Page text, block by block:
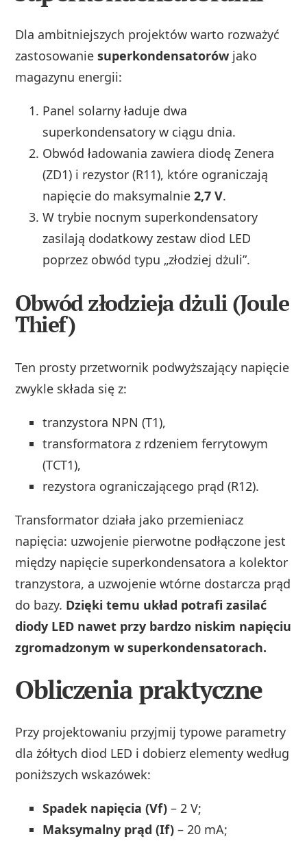
Dla ambitniejszych projektów warto rozważyć
zastosowaniesuperkondensatorów jako
magazynu energii:
Panel solarny ładuje dwa
superkondensatory w ciągu dnia.
Obwód ładowania zawiera diodę Zenera
(ZD1) i rezystor (R11), które ograniczają
napięcie do maksymalnie2,7 V.
W trybie nocnym superkondensatory
zasilają dodatkowy zestaw diod LED
poprzez obwód typu „złodziej dżuli”.
Obwód złodzieja dżuli (Joule
Thief)
Ten prosty przetwornik podwyższający napięcie
zwykle składa się z:
tranzystora NPN (T1),
transformatora z rdzeniem ferrytowym
(TCT1),
rezystora ograniczającego prąd (R12).
Transformator działa jako przemieniacz
napięcia: uzwojenie pierwotne podłączone jest
między napięcie superkondensatora a kolektor
tranzystora, a uzwojenie wtórne dostarcza prąd
do bazy. Dzięki temu układ potrafi zasilać
diody LED nawet przy bardzo niskim napięciu
zgromadzonym w superkondensatorach.
Obliczenia praktyczne
Przy projektowaniu przyjmij typowe parametry
dla żółtych diod LED i dobierz elementy według
poniższych wskazówek:
Spadek napięcia (Vf) – 2 V;
Maksymalny prąd (If) – 20 mA;